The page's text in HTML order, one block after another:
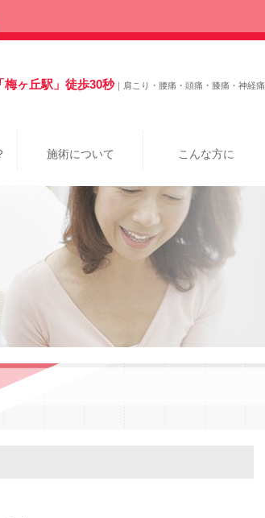
「梅ヶ丘駅」徒歩30秒｜肩こり・腰痛・頭痛・膝痛・神経痛
施術について こんな方に